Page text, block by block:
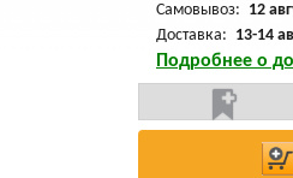
Самовывоз: 12
Доставка: 13-14
Подробнее о